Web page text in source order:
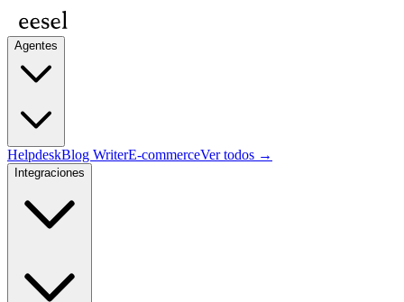
Agentes
HelpdeskBlog WriterE-commerceVer todos →
Integraciones